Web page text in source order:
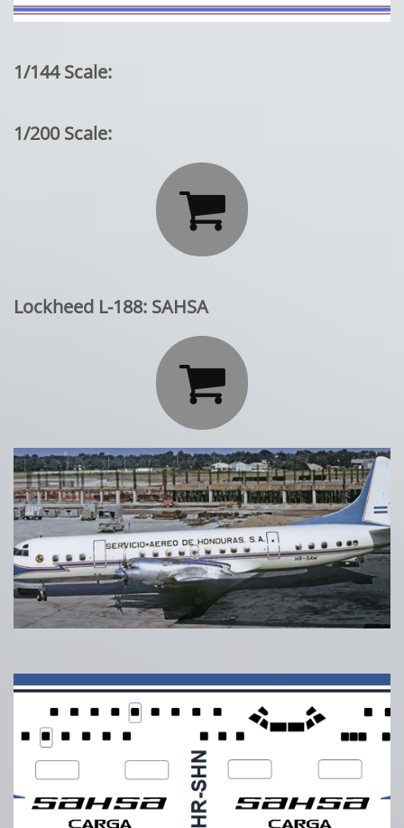
1/144 Scale:
1/200 Scale:

Lockheed L-188: SAHSA
